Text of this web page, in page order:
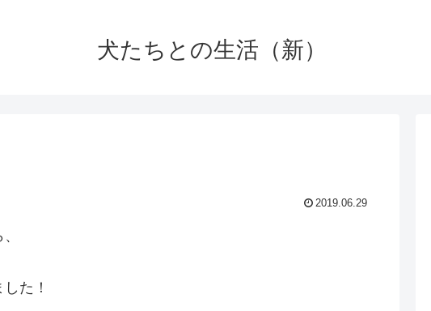
犬たちとの生活（新）
2019.06.29
た！